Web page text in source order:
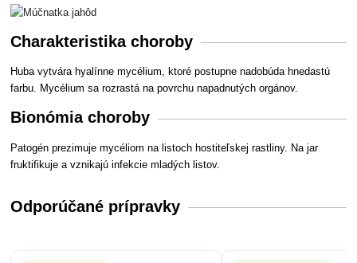
Charakteristika choroby
Huba vytvára hyalínne mycélium, ktoré postupne nadobúda hnedastú
farbu. Mycélium sa rozrastá na povrchu napadnutých orgánov.
Bionómia choroby
Patogén prezimuje mycéliom na listoch hostiteľskej rastliny. Na jar
fruktifikuje a vznikajú infekcie mladých listov.
Odporúčané prípravky